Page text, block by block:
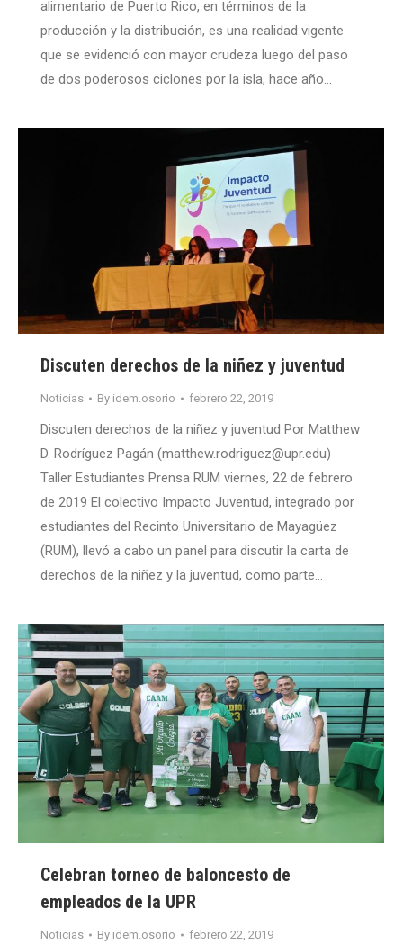
alimentario de Puerto Rico, en términos de la
producción y la distribución, es una realidad vigente
que se evidenció con mayor crudeza luego del paso
de dos poderosos ciclones por la isla, hace año…
Discuten derechos de la niñez y juventud
Noticias By idem.osorio febrero 22, 2019
Discuten derechos de la niñez y juventud Por Matthew
D. Rodríguez Pagán (matthew.rodriguez@upr.edu)
Taller Estudiantes Prensa RUM viernes, 22 de febrero
de 2019 El colectivo Impacto Juventud, integrado por
estudiantes del Recinto Universitario de Mayagüez
(RUM), llevó a cabo un panel para discutir la carta de
derechos de la niñez y la juventud, como parte…
Celebran torneo de baloncesto de
empleados de la UPR
Noticias By idem.osorio febrero 22, 2019